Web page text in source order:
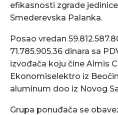
efikasnosti zgrade
Smederevska Palanka.
Posao vredan
71.785.905.36 dinara sa
izvođača koju čine Almis
Ekonomiselektro iz
aluminum doo iz Novog
Grupa ponuđača se